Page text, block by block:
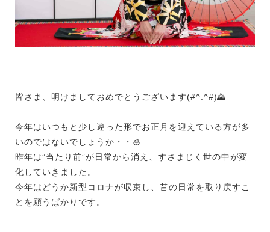
皆さま、明けましておめでとうございます(#^.^#)🌄
今年はいつもと少し違った形でお正月を迎えている方が多
いのではないでしょうか・・🎍
昨年は”当たり前”が日常から消え、すさまじく世の中が変
化していきました。
今年はどうか新型コロナが収束し、昔の日常を取り戻すこ
とを願うばかりです。